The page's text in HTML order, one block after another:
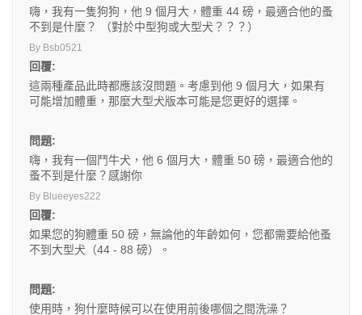
嗨，我有一隻狗狗，他 9 個月大，體重 44 磅，最適合他的蚤
不到是什麼？ （對於中型狗或大型犬？？？）
By Bsb0521
回覆:
這兩種產品此時都應該沒問題。考慮到他 9 個月大，如果有
可能增加體重，那麼大型犬版本可能是您更好的選擇。
問題:
嗨，我有一個鬥牛犬，他 6 個月大，體重 50 磅，最適合他的
蚤不到是什麼？感謝你
By Blueeyes222
回覆:
如果您的狗體重 50 磅，無論他的年齡如何，您都需要給他蚤
不到大型犬（44 - 88 磅）。
問題:
使用時，狗什麼時候可以在使用前後哪個之間洗澡？